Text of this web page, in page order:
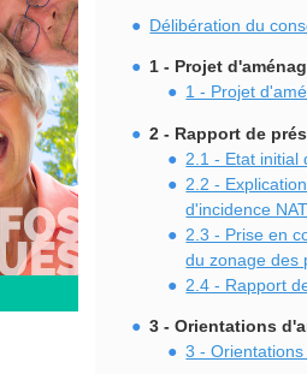
Délibération du
1 - Projet
1 - Projet
2 - Rapport de
2.1 - Etat initial
2.2 -
d'incidence
2.3 - Prise en
du zonage des
2.4 - Rapport
3 - Orientations
3 -